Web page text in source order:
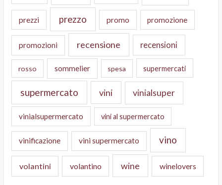
prezzi prezzo promo promozione
promozioni recensione recensioni
rosso sommelier spesa supermercati
supermercato vini vinialsuper
vinialsupermercato vini al supermercato
vinificazione vini supermercato vino
volantini volantino wine winelovers